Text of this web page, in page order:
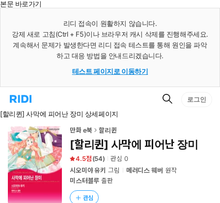
본문 바로가기
리디 접속이 원활하지 않습니다.
강제 새로 고침(Ctrl + F5)이나 브라우저 캐시 삭제를 진행해주세요.
계속해서 문제가 발생한다면 리디 접속 테스트를 통해 원인을 파악
하고 대응 방법을 안내드리겠습니다.
테스트 페이지로 이동하기
리
홈
로
이
동
검
로그인
[할리퀸] 사막에 피어난 장미 상세페이지
만화 e북 할리퀸
[할리퀸] 사막에 피어난 장미
4.5 (54) 관심 0
시오미야 유키 그림 메러디스 웨버 원작
미스터블루 출판
관심